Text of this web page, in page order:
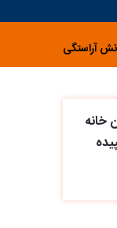
آراستگی
خانه